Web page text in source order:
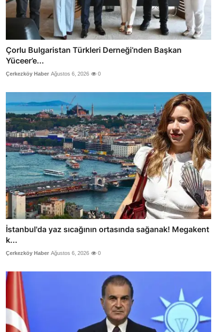
Çorlu Bulgaristan Türkleri Derneği’nden Başkan
Yüceer’e...
Çerkezköy Haber Ağustos 6, 2026 0
İstanbul'da yaz sıcağının ortasında sağanak! Megakent
k...
Çerkezköy Haber Ağustos 6, 2026 0